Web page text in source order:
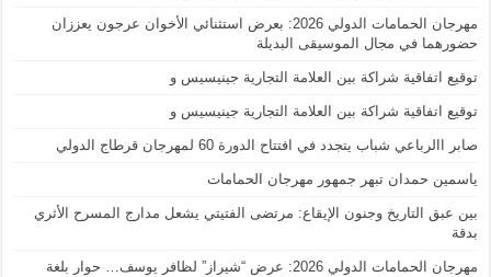
مهرجان الحمامات الدولي 2026: بعرض استثنائي الأخوان عرجون يعززان
حضورهما في مجال الموسيقى البديلة
توقيع اتفاقية شراكة بين العلامة التجارية جينيسيس و
توقيع اتفاقية شراكة بين العلامة التجارية جينيسيس و
صابر االرباعي شباب يتجدد في افتتاح الدورة 60 لمهرجان قرطاج الدولي
ياسمين حمدان تبهر جمهور مهرجان الحمامات
بين عبق التاريخ وجنون الإيقاع: مرتضى الفتيتي يشعل مدارج المسرح الأثري
بدقة
مهرجان الحمامات الدولي 2026: عرض “شيراز” لظافر يوسف… حوار بلغة